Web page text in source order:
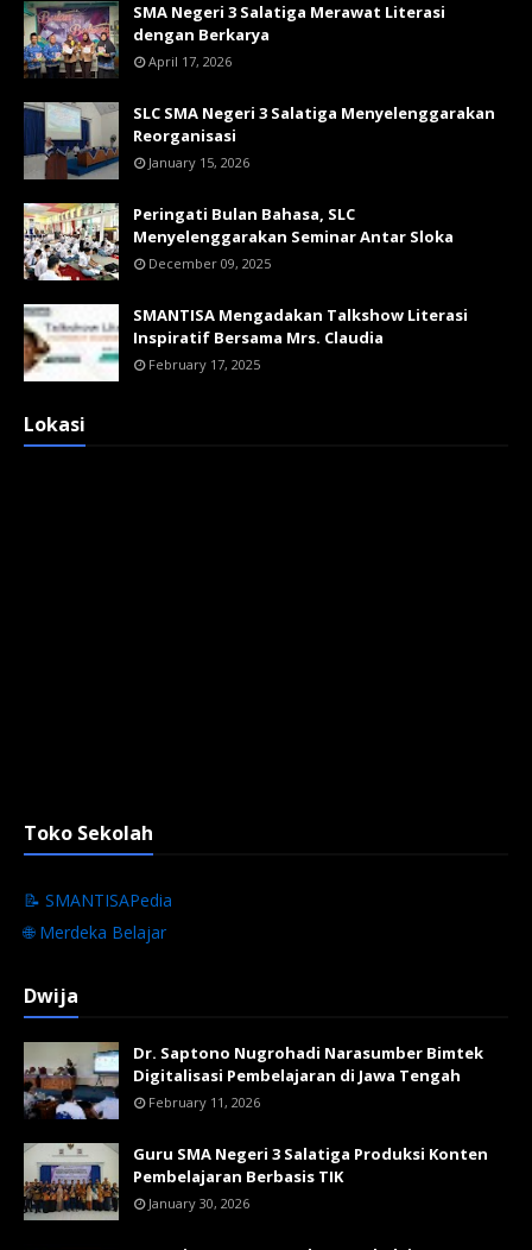
SMA Negeri 3 Salatiga Merawat Literasi
dengan Berkarya
April 17, 2026
SLC SMA Negeri 3 Salatiga Menyelenggarakan
Reorganisasi
January 15, 2026
Peringati Bulan Bahasa, SLC
Menyelenggarakan Seminar Antar Sloka
December 09, 2025
SMANTISA Mengadakan Talkshow Literasi
Inspiratif Bersama Mrs. Claudia
February 17, 2025
Lokasi
Toko Sekolah
📝 SMANTISAPedia
🌐 Merdeka Belajar
Dwija
Dr. Saptono Nugrohadi Narasumber Bimtek
Digitalisasi Pembelajaran di Jawa Tengah
February 11, 2026
Guru SMA Negeri 3 Salatiga Produksi Konten
Pembelajaran Berbasis TIK
January 30, 2026